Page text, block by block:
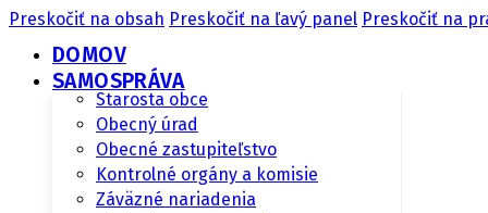
Preskočiť na obsah Preskočiť na ľavý panel Preskočiť na
DOMOV
SAMOSPRÁVA
Starosta obce
Obecný úrad
Obecné zastupiteľstvo
Kontrolné orgány a komisie
Záväzné nariadenia